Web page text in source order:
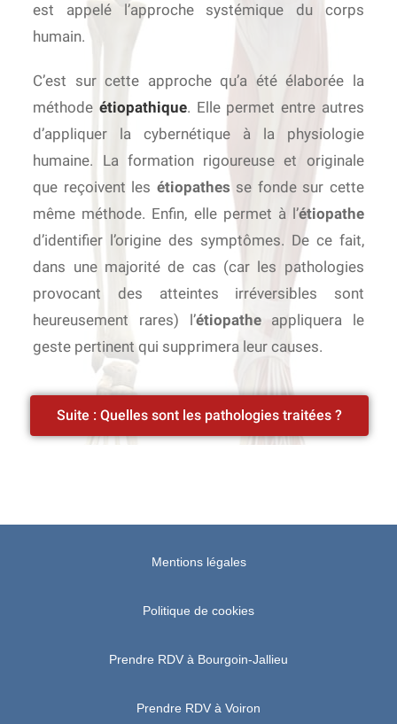
est appelé l’approche systémique du corps
humain.
C’est sur cette approche qu’a été élaborée la
méthodeétiopathique. Elle permet entre autres
d’appliquer la cybernétique à la physiologie
humaine. La formation rigoureuse et originale
que reçoivent les étiopathes se fonde sur cette
même méthode. Enfin, elle permet à l’étiopathe
d’identifier l’origine des symptômes. De ce fait,
dans une majorité de cas (car les pathologies
provocant des atteintes irréversibles sont
heureusement rares) l’étiopatheappliquera le
geste pertinent qui supprimera leur causes.
Suite : Quelles sont les pathologies traitées ?
Mentions légales
Politique de cookies
Prendre RDV à Bourgoin-Jallieu
Prendre RDV à Voiron